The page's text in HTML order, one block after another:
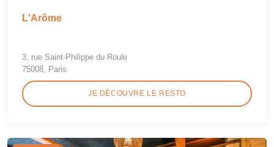
L'Arôme
3, rue Saint-Philippe du Roule
75008, Paris
JE DÉCOUVRE LE RESTO